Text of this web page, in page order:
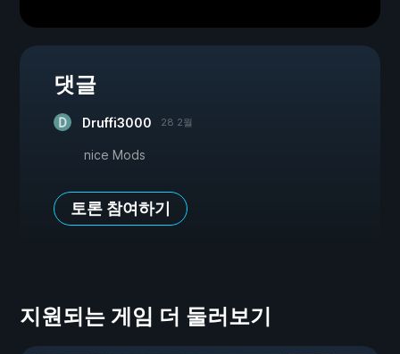
댓글
Druffi3000 28 2월
nice Mods
토론 참여하기
지원되는 게임 더 둘러보기